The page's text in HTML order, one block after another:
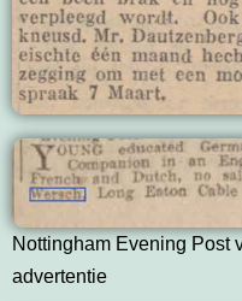
Nottingham Evening Post
advertentie